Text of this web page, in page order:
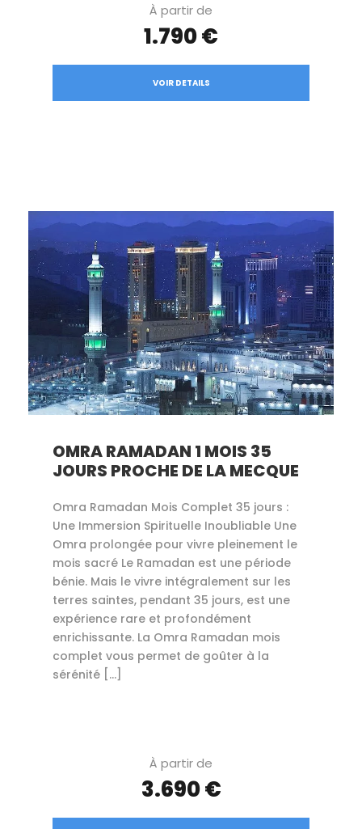
À partir de
1.790 €
VOIR DETAILS
OMRA RAMADAN 1 MOIS 35
JOURS PROCHE DE LA MECQUE
Omra Ramadan Mois Complet 35 jours :
Une Immersion Spirituelle Inoubliable Une
Omra prolongée pour vivre pleinement le
mois sacré Le Ramadan est une période
bénie. Mais le vivre intégralement sur les
terres saintes, pendant 35 jours, est une
expérience rare et profondément
enrichissante. La Omra Ramadan mois
complet vous permet de goûter à la
sérénité […]
À partir de
3.690 €